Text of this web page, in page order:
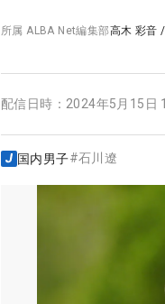
所属ALBA Net編集部高木 彩音 /
配信日時： 2024年5月15日
国内男子#石川遼